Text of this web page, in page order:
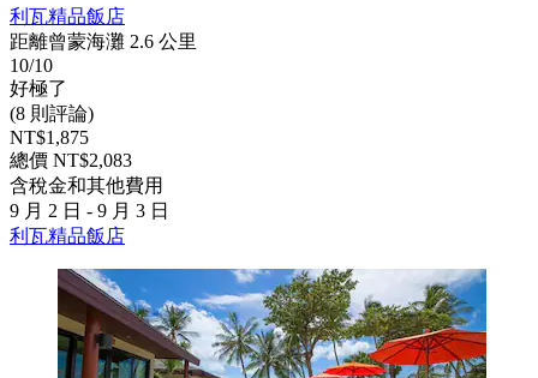
利瓦精品飯店
距離曾蒙海灘 2.6 公里
10/10
好極了
(8 則評論)
NT$1,875
總價 NT$2,083
含稅金和其他費用
9 月 2 日 - 9 月 3 日
利瓦精品飯店